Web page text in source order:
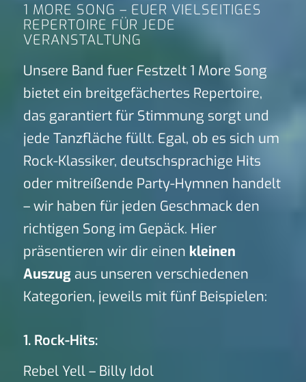
1 MORE SONG – EUER VIELSEITIGES
REPERTOIRE FÜR JEDE
VERANSTALTUNG
Unsere Band fuer Festzelt 1 More Song
bietet ein breitgefächertes Repertoire,
das garantiert für Stimmung sorgt und
jede Tanzfläche füllt. Egal, ob es sich um
Rock-Klassiker, deutschsprachige Hits
oder mitreißende Party-Hymnen handelt
– wir haben für jeden Geschmack den
richtigen Song im Gepäck. Hier
präsentieren wir dir einen kleinen
Auszugaus unseren verschiedenen
Kategorien, jeweils mit fünf Beispielen:
1. Rock-Hits:
Rebel Yell – Billy Idol